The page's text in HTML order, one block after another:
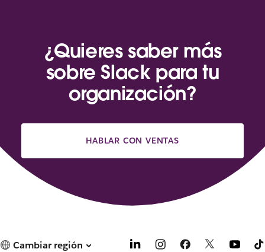
a
p
e
n
e
¿Quieres saber más
sobre Slack para tu
organización?
HABLAR CON VENTAS
Cambiar región